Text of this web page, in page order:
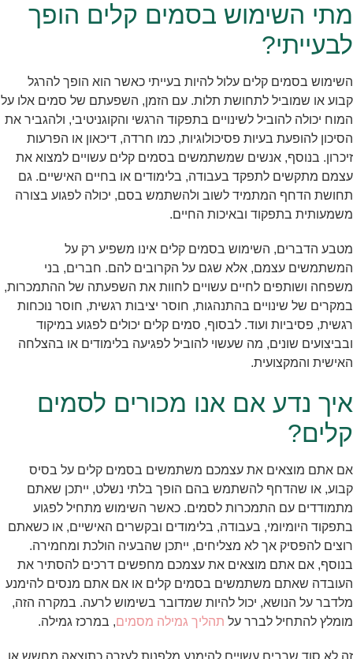
מתי השימוש בסמים קלים הופך
לבעייתי?
השימוש בסמים קלים עלול להיות בעייתי כאשר הוא הופך להרגל
קבוע או שמוביל לתחושת תלות. עם הזמן, השפעתם של סמים אלו על
המוח יכולה להוביל לשינויים בתפקוד הרגשי והקוגניטיבי, ולהגביר את
הסיכון להופעת בעיות פסיכולוגיות, כמו חרדה, דיכאון או הפרעות
זיכרון. בנוסף, אנשים שמשתמשים בסמים קלים עשויים למצוא את
עצמם מתקשים לתפקד בעבודה, בלימודים או בחיים האישיים. גם
תחושת הדחף המתמיד לשוב ולהשתמש בסם, יכולה לפגוע בצורה
משמעותית בתפקוד ובאיכות החיים.
מטבע הדברים, השימוש בסמים קלים אינו משפיע רק על
המשתמשים עצמם, אלא שגם על הקרובים להם. חברים, בני
משפחה ושותפים לחיים עשויים לחוות את השפעתה של ההתמכרות,
במקרים של שינויים בהתנהגות, חוסר יציבות רגשית, חוסר נוכחות
רגשית, פסיביות ועוד. לבסוף, סמים קלים יכולים לפגוע במיקוד
ובביצועים שונים, מה שעשוי להוביל לפגיעה בלימודים או בהצלחה
האישית והמקצועית.
איך נדע אם אנו מכורים לסמים
קלים?
אם אתם מוצאים את עצמכם משתמשים בסמים קלים על בסיס
קבוע, או שהדחף להשתמש בהם הופך בלתי נשלט, ייתכן שאתם
מתמודדים עם התמכרות לסמים. כאשר השימוש מתחיל לפגוע
בתפקוד היומיומי, בעבודה, בלימודים ובקשרים האישיים, או כשאתם
רוצים להפסיק אך לא מצליחים, ייתכן שהבעיה הולכת ומחמירה.
בנוסף, אם אתם מוצאים את עצמכם מחפשים דרכים להסתיר את
העובדה שאתם משתמשים בסמים קלים או אם אתם מנסים להימנע
מלדבר על הנושא, יכול להיות שמדובר בשימוש לרעה. במקרה הזה,
מומלץ להתחיל לברר על תהליך גמילה מסמים, במרכז גמילה.
זה לא סוד שרבים עשויים להימנע מלפנות לעזרה כתוצאה מחשש או